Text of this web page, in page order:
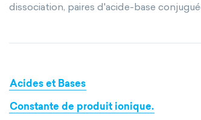
dissociation, paires d'acide-base
Acides et Bases
Constante de produit ionique.